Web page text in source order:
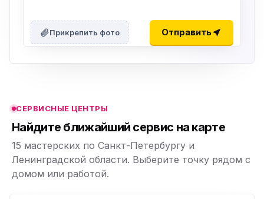
Прикрепить фото Отправить
СЕРВИСНЫЕ ЦЕНТРЫ
Найдите ближайший сервис на карте
15 мастерских по Санкт-Петербургу и
Ленинградской области. Выберите точку рядом с
домом или работой.
ю